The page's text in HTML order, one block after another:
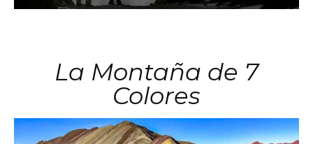
La Montaña de 7
Colores